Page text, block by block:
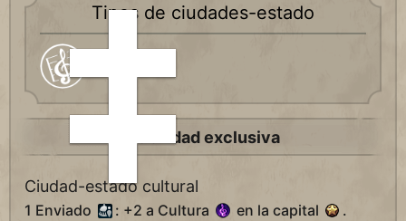
Tipos de ciudades-estado
Habilidad exclusiva
Ciudad-estado cultural
1 Enviado : +2 a Cultura en la capital
.